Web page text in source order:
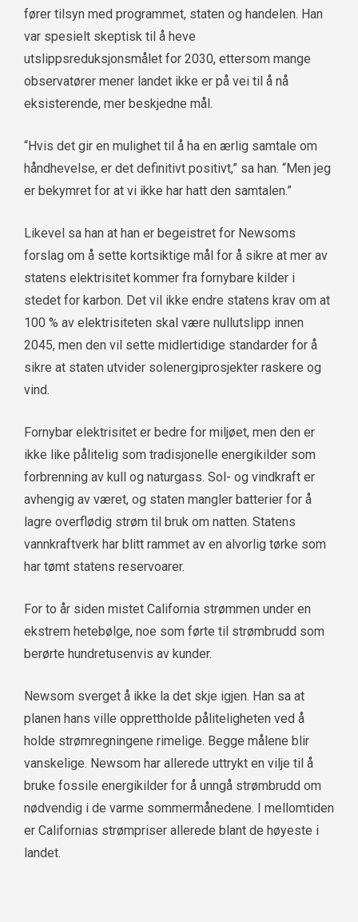
fører tilsyn med programmet, staten og handelen. Han
var spesielt skeptisk til å heve
utslippsreduksjonsmålet for 2030, ettersom mange
observatører mener landet ikke er på vei til å nå
eksisterende, mer beskjedne mål.
“Hvis det gir en mulighet til å ha en ærlig samtale om
håndhevelse, er det definitivt positivt,” sa han. “Men jeg
er bekymret for at vi ikke har hatt den samtalen.”
Likevel sa han at han er begeistret for Newsoms
forslag om å sette kortsiktige mål for å sikre at mer av
statens elektrisitet kommer fra fornybare kilder i
stedet for karbon. Det vil ikke endre statens krav om at
100 % av elektrisiteten skal være nullutslipp innen
2045, men den vil sette midlertidige standarder for å
sikre at staten utvider solenergiprosjekter raskere og
vind.
Fornybar elektrisitet er bedre for miljøet, men den er
ikke like pålitelig som tradisjonelle energikilder som
forbrenning av kull og naturgass. Sol- og vindkraft er
avhengig av været, og staten mangler batterier for å
lagre overflødig strøm til bruk om natten. Statens
vannkraftverk har blitt rammet av en alvorlig tørke som
har tømt statens reservoarer.
For to år siden mistet California strømmen under en
ekstrem hetebølge, noe som førte til strømbrudd som
berørte hundretusenvis av kunder.
Newsom sverget å ikke la det skje igjen. Han sa at
planen hans ville opprettholde påliteligheten ved å
holde strømregningene rimelige. Begge målene blir
vanskelige. Newsom har allerede uttrykt en vilje til å
bruke fossile energikilder for å unngå strømbrudd om
nødvendig i de varme sommermånedene. I mellomtiden
er Californias strømpriser allerede blant de høyeste i
landet.